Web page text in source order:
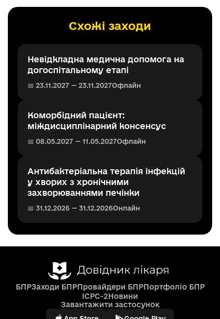
Схожі заходи
Невідкладна медична допомога на
догоспітальному етапі
📅 23.11.2027 — 23.11.2027Офлайн
Коморбідний пацієнт:
міждисциплінарний консенсус
📅 08.05.2027 — 11.05.2027Офлайн
Антибактеріальна терапія інфекцій
у хворих з хронічними
захворюваннями печінки
📅 31.12.2026 — 31.12.2026Онлайн
БПРЗаходи БПРПровайдери БПРПортфоліо БПР
ICPC-2Новини
Завантажити застосунок